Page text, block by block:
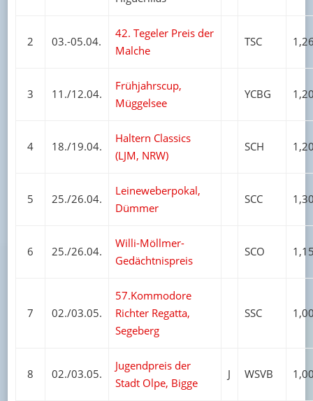
2 03.-05.04.
42. Tegeler Preis der
Malche
TSC
3 11./12.04.
Frühjahrscup,
Müggelsee
YCBG
4 18./19.04.
Haltern Classics
(LJM, NRW)
SCH
5 25./26.04.
Leineweberpokal,
Dümmer
SCC
6 25./26.04.
Willi-Möllmer-
Gedächtnispreis
SCO
7 02./03.05.
57.Kommodore
Richter Regatta,
Segeberg
SSC
8 02./03.05.
Jugendpreis der
Stadt Olpe, Bigge
J WSVB